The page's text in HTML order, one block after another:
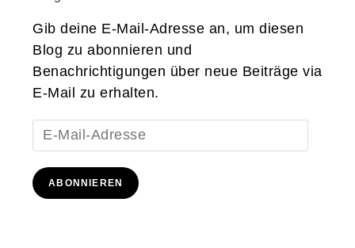
Gib deine E-Mail-Adresse an, um diesen
Blog zu abonnieren und
Benachrichtigungen über neue Beiträge via
E-Mail zu erhalten.
E-
Mail-
Adresse
ABONNIEREN